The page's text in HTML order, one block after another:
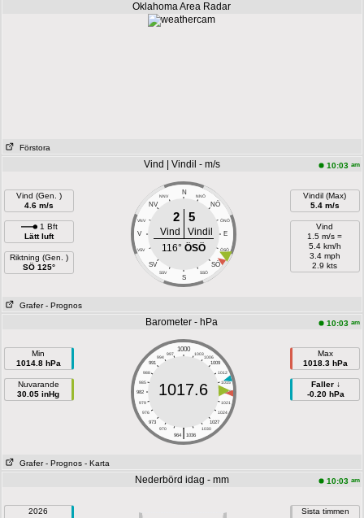
Oklahoma Area Radar
Förstora
Vind | Vindil - m/s 10:03 am
Vind (Gen. )
4.6 m/s
1 Bft
Lätt luft
Riktning (Gen. )
SÖ 125°
N
NNV NNÖ
NV NÖ
VNV ÖNÖ
V E
VSV ÖSÖ
SV SÖ
SSV SSÖ
S
2 5
Vind
Vindil
116° ÖSÖ
Vindil (Max)
5.4 m/s
Vind
1.5 m/s =
5.4 km/h
3.4 mph
2.9 kts
Grafer - Prognos
Barometer - hPa 10:03 am
Min
1014.8 hPa
Nuvarande
30.05 inHg
1000
997 1003
994
1006
991
1009
988
1012
985
1015
982
1018
979
1021
976
1024
973
1027
970
1030
|
964 1036
1017.6
Max
1018.3 hPa
Faller ↓
-0.20 hPa
Grafer - Prognos - Karta
Nederbörd idag - mm 10:03 am
2026
Sista timmen